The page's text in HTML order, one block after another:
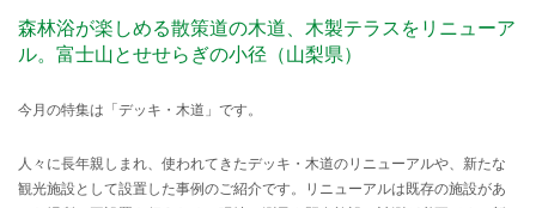
森林浴が楽しめる散策道の木道、木製テラスをリニューア
ル。富士山とせせらぎの小径（山梨県）
今月の特集は「デッキ・木道」です。
人々に長年親しまれ、使われてきたデッキ・木道のリニューアルや、新たな
観光施設として設置した事例のご紹介です。リニューアルは既存の施設があ